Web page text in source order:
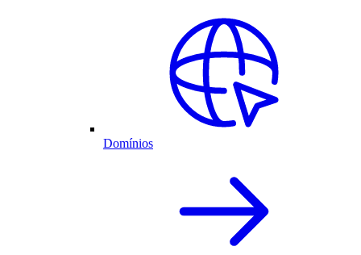
Domínios